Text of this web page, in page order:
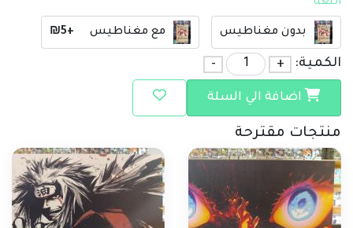
بدون مغناطيس مع مغناطيس +₪5
الكمية: +
-
اضافة الي السلة
منتجات مقترحة